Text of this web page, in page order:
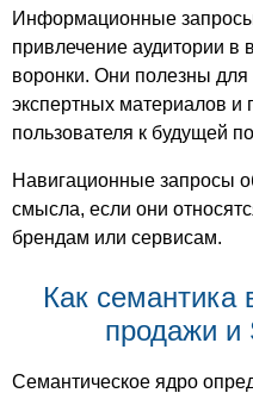
Информационные
привлечение аудитории в
воронки. Они полезны для
экспертных материалов и
пользователя к будущей
Навигационные запросы
смысла, если они
брендам или сервисам.
Как семантика
продажи и
Семантическое ядро